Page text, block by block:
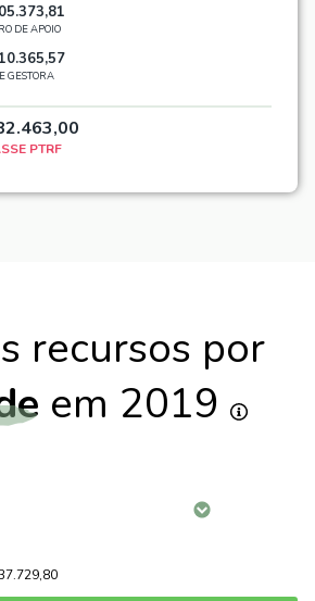
DE APOIO
GESTORA
PTRF
recursos por
em 2019